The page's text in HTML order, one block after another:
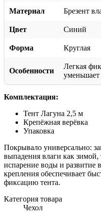
Материал Брезент
Цвет Синий
Форма Круглая
Особенности
Легкая
Комплектация:
Тент Лагуна 2,5 м
Крепёжная верёвка
Упаковка
Покрывало универсально:
выпадения влаги как зимой,
испарение воды и развитие
крепления обеспечивает
фиксацию тента.
Категория товара
Чехол